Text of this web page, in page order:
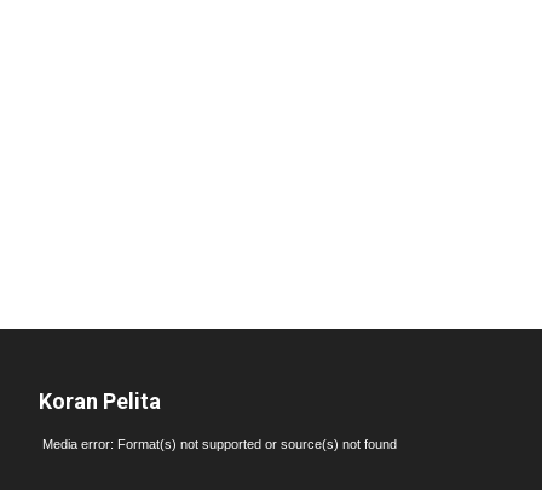
Koran Pelita
Pemutar
Media error: Format(s) not supported or source(s) not found